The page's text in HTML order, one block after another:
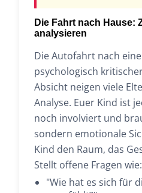
Die Fahrt nach Hause:
analysieren
Die Autofahrt nach
psychologisch
Absicht neigen viele
Analyse. Euer Kind ist
noch involviert und
sondern emotionale
Kind den Raum, das
Stellt offene Fragen wie:
"Wie hat es sich für